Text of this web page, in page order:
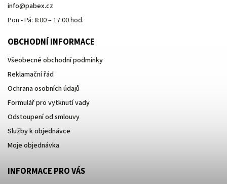
info@pabex.cz
Pon - Pá: 8:00 – 17:00 hod.
OBCHODNÍ INFORMACE
Všeobecné obchodní podmínky
Reklamační řád
Ochrana osobních údajů
Formulář pro vytknutí vady
Odstoupení od smlouvy
Služby k objednávce
Moje objednávka
INFORMACE PRO VÁS